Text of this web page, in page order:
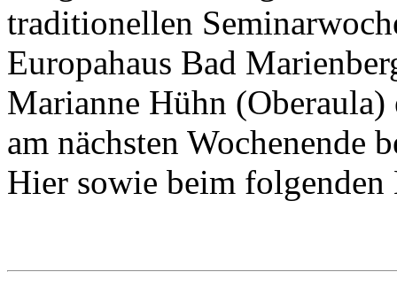
traditionellen
Europahaus Bad
Marianne Hühn (Oberaula)
am nächsten Wochenende
Hier sowie beim